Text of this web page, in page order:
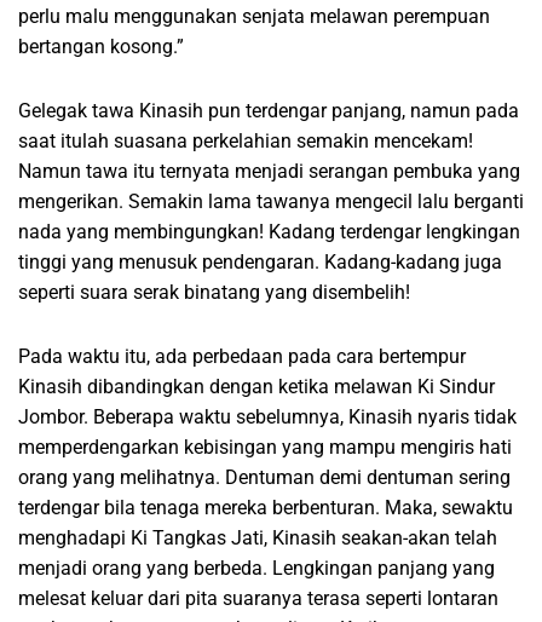
perlu malu menggunakan senjata melawan perempuan
bertangan kosong.”
Gelegak tawa Kinasih pun terdengar panjang, namun pada
saat itulah suasana perkelahian semakin mencekam!
Namun tawa itu ternyata menjadi serangan pembuka yang
mengerikan. Semakin lama tawanya mengecil lalu berganti
nada yang membingungkan! Kadang terdengar lengkingan
tinggi yang menusuk pendengaran. Kadang-kadang juga
seperti suara serak binatang yang disembelih!
Pada waktu itu, ada perbedaan pada cara bertempur
Kinasih dibandingkan dengan ketika melawan Ki Sindur
Jombor. Beberapa waktu sebelumnya, Kinasih nyaris tidak
memperdengarkan kebisingan yang mampu mengiris hati
orang yang melihatnya. Dentuman demi dentuman sering
terdengar bila tenaga mereka berbenturan. Maka, sewaktu
menghadapi Ki Tangkas Jati, Kinasih seakan-akan telah
menjadi orang yang berbeda. Lengkingan panjang yang
melesat keluar dari pita suaranya terasa seperti lontaran